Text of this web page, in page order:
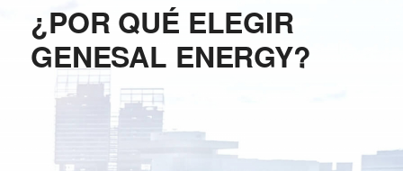
¿POR QUÉ ELEGIR
GENESAL ENERGY?